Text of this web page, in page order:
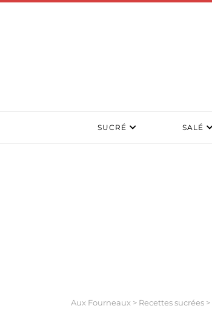
SUCRÉ SALÉ
Aux Fourneaux > Recettes sucrées >